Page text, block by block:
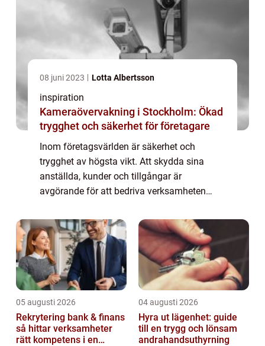
08 juni 2023 Lotta Albertsson
inspiration
Kameraövervakning i Stockholm: Ökad
trygghet och säkerhet för företagare
Inom företagsvärlden är säkerhet och
trygghet av högsta vikt. Att skydda sina
anställda, kunder och tillgångar är
avgörande för att bedriva verksamheten
05 augusti 2026
Rekrytering bank & finans
så hittar verksamheter
rätt kompetens i en
04 augusti 2026
Hyra ut lägenhet: guide
till en trygg och lönsam
andrahandsuthyrning